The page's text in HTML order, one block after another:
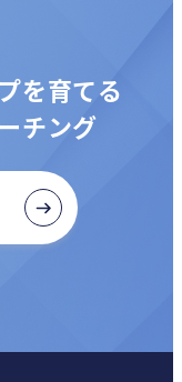
を育てる
チング